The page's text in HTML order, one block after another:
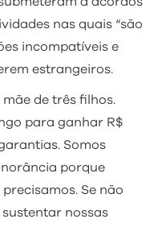
nas quais “são
incompatíveis e
estrangeiros.
mãe de três filhos.
para ganhar R$
Somos
porque
Se não
nossas